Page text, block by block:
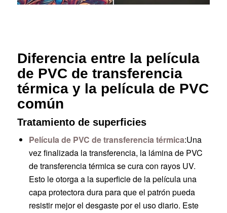
Diferencia entre la película
de PVC de transferencia
térmica y la película de PVC
común
Tratamiento de superficies
Película de PVC de transferencia térmica:Una
vez finalizada la transferencia, la lámina de PVC
de transferencia térmica se cura con rayos UV.
Esto le otorga a la superficie de la película una
capa protectora dura para que el patrón pueda
resistir mejor el desgaste por el uso diario. Este